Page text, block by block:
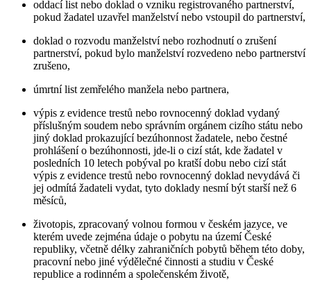
oddací list nebo doklad o vzniku registrovaného partnerství,
pokud žadatel uzavřel manželství nebo vstoupil do partnerství,
doklad o rozvodu manželství nebo rozhodnutí o zrušení
partnerství, pokud bylo manželství rozvedeno nebo partnerství
zrušeno,
úmrtní list zemřelého manžela nebo partnera,
výpis z evidence trestů nebo rovnocenný doklad vydaný
příslušným soudem nebo správním orgánem cizího státu nebo
jiný doklad prokazující bezúhonnost žadatele, nebo čestné
prohlášení o bezúhonnosti, jde-li o cizí stát, kde žadatel v
posledních 10 letech pobýval po kratší dobu nebo cizí stát
výpis z evidence trestů nebo rovnocenný doklad nevydává či
jej odmítá žadateli vydat, tyto doklady nesmí být starší než 6
měsíců,
životopis, zpracovaný volnou formou v českém jazyce, ve
kterém uvede zejména údaje o pobytu na území České
republiky, včetně délky zahraničních pobytů během této doby,
pracovní nebo jiné výdělečné činnosti a studiu v České
republice a rodinném a společenském životě,